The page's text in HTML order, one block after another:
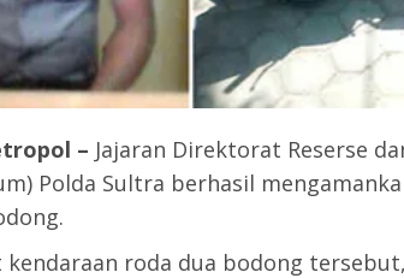
– Jajaran Direktorat Reserse
Polda Sultra berhasil
roda dua bodong